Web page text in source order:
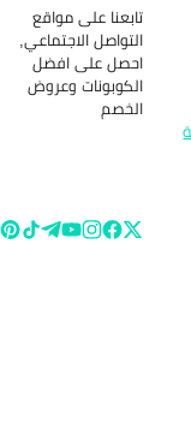
تابعنا على مواقع
التواصل الاجتماعي,
احصل على افضل
الكوبونات وعروض
الخصم